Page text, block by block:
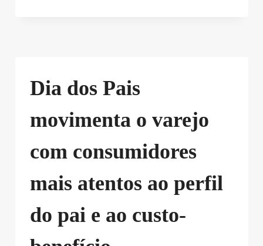
Dia dos Pais
movimenta o varejo
com consumidores
mais atentos ao perfil
do pai e ao custo-